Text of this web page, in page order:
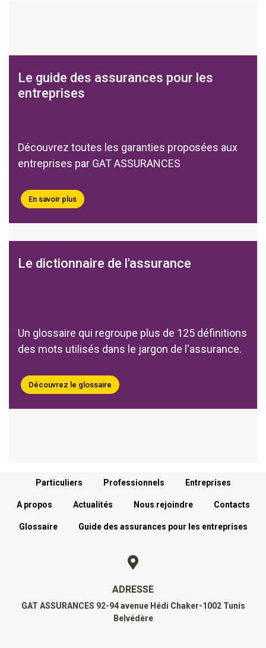
Le guide des assurances pour les
entreprises
Découvrez toutes les garanties proposées aux
entreprises par GAT ASSURANCES
En savoir plus
Le dictionnaire de l'assurance
Un glossaire qui regroupe plus de 125 définitions
des mots utilisés dans le jargon de l'assurance.
Découvrez le glossaire
Menu footer
Particuliers Professionnels Entreprises
A propos Actualités Nous rejoindre Contacts
Glossaire Guide des assurances pour les entreprises
ADRESSE
GAT ASSURANCES 92-94 avenue Hédi Chaker-1002 Tunis
Belvédère